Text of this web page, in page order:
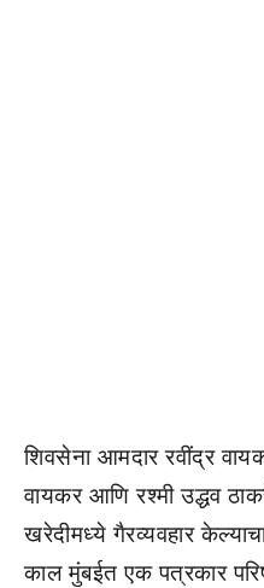
शिवसेना आमदार रवींद्र
वायकर आणि रश्मी उद्धव
खरेदीमध्ये गैरव्यवहार
काल मुंबईत एक पत्रकार